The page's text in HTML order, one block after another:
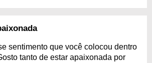
sentimento que você colocou dentro
tanto de estar apaixonada por